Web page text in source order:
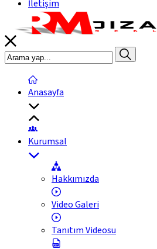
İletişim
Anasayfa
Kurumsal
Hakkımızda
Video Galeri
Tanıtım Videosu